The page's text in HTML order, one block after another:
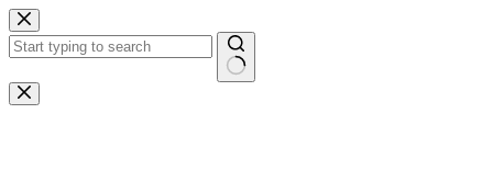
Zum
Inhalt
springen
Keine
Ergebnisse